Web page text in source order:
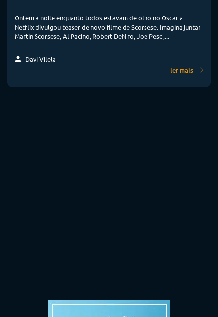
Ontem a noite enquanto todos estavam de olho no Oscar a
Netflix divulgou teaser de novo filme de Scorsese. Imagina juntar
Martin Scorsese, Al Pacino, Robert DeNiro, Joe Pesci,...
Davi Vilela
ler mais